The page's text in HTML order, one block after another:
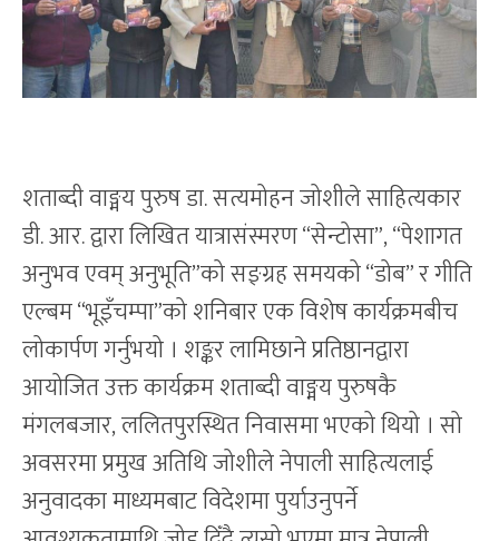
शताब्दी वाङ्मय पुरुष डा. सत्यमोहन जोशीले साहित्यकार
डी. आर. द्वारा लिखित यात्रासंस्मरण “सेन्टोसा”, “पेशागत
अनुभव एवम् अनुभूति”को सङ्ग्रह समयको “डोब” र गीति
एल्बम “भूइँचम्पा”को शनिबार एक विशेष कार्यक्रमबीच
लोकार्पण गर्नुभयो । शङ्कर लामिछाने प्रतिष्ठानद्वारा
आयोजित उक्त कार्यक्रम शताब्दी वाङ्मय पुरुषकै
मंगलबजार, ललितपुरस्थित निवासमा भएको थियो । सो
अवसरमा प्रमुख अतिथि जोशीले नेपाली साहित्यलाई
अनुवादका माध्यमबाट विदेशमा पुर्याउनुपर्ने